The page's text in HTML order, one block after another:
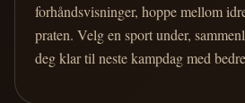
forhåndsvisninger, hoppe mellom
praten. Velg en sport under,
deg klar til neste kampdag med